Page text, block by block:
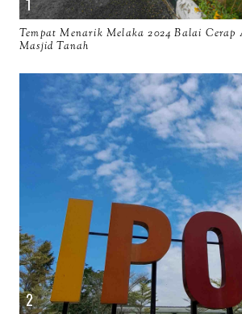
Tempat Menarik Melaka 2024 Balai
Masjid Tanah